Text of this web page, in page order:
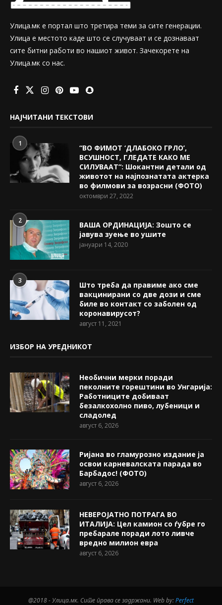
Улица.мк е портал што третира теми за сите генерации.
Улица е местото каде што се случуваат и се дознаваат
сите битни работи во нашиот живот. Зачекорете на
Улица.мк со нас.
НАЈЧИТАНИ ТЕКСТОВИ
1
“ВО ФИМОТ ‘ДЛАБОКО ГРЛО’,
ВСУШНОСТ, ГЛЕДАТЕ КАКО МЕ
СИЛУВААТ“: Шокантни детали од
животот на најпознатата актерка
во филмови за возрасни (ФОТО)
октомври 27, 2022
2
ВАША ОРДИНАЦИЈА: Зошто се
јавува зуење во ушите
јануари 14, 2020
3
Што треба да правиме ако сме
вакцинирани со две дози и сме
биле во контакт со заболен од
коронавирусот?
август 11, 2021
ИЗБОР НА УРЕДНИКОТ
Необични мерки поради
пеколните горештини во Унгарија:
Работниците добиваат
безалкохолно пиво, лубеници и
сладолед
август 6, 2026
Ријана во гламурозно издание ја
освои карневалската парада во
Барбадос! (ФОТО)
август 6, 2026
НЕВЕРОЈАТНО ПОТРАГА ВО
ИТАЛИЈА: Цел камион со ѓубре го
пребарале поради лото ливче
вредно милион евра
август 6, 2026
@2018 - Улица.мк. Сите права се задржани. Web by:Perfect